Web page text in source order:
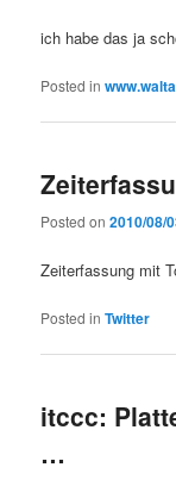
ich habe das ja
Posted in
Posted on2010/08/
Zeiterfassung mit
Posted in Twitter
itccc:
…